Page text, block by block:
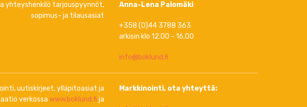
yhteyshenkilö tarjouspyynnöt,
sopimus- ja tilausasiat
Anna-Lena Palomäki
+358 (0)44 3788 363
arkisin klo 12.00 - 16.00
info@boklund.fi
uutiskirjeet, ylläpitoasiat ja
verkossa www.boklund.fi ja
Markkinointi, ota yhteyttä: